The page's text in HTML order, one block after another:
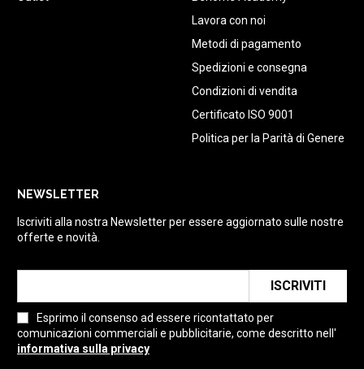
Lavora con noi
Metodi di pagamento
Spedizioni e consegna
Condizioni di vendita
Certificato ISO 9001
Politica per la Parità di Genere
NEWSLETTER
Iscriviti alla nostra Newsletter per essere aggiornato sulle nostre
offerte e novità.
ISCRIVITI
Esprimo il consenso ad essere ricontattato per
comunicazioni commerciali e pubblicitarie, come descritto nell'
informativa sulla privacy